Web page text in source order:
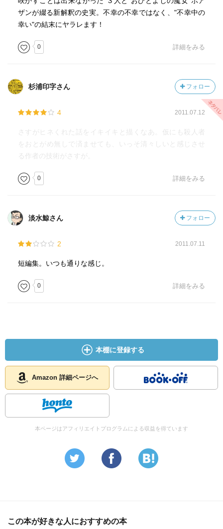
ザンが綴る新解釈の史実。不幸の不幸ではなく、"不幸中の
幸い"の結末にヤラレます！
0 詳細をみる
杉浦印字さん フォロー
4 2011.07.12
さすがヒネくれた話をイキイキと描くなあ。仮にも殺人者
をおとがめ無しで済ませても、いっそ清々しいと感じさせ
る作者の技術がさすが。
0 詳細をみる
淡水鯨さん フォロー
2 2011.07.11
短編集。いつも通りな感じ。
0 詳細をみる
本棚に登録する
Amazon 詳細ページへ
本ページはアフィリエイトプログラムによる収益を得ています
この本が好きな人におすすめの本